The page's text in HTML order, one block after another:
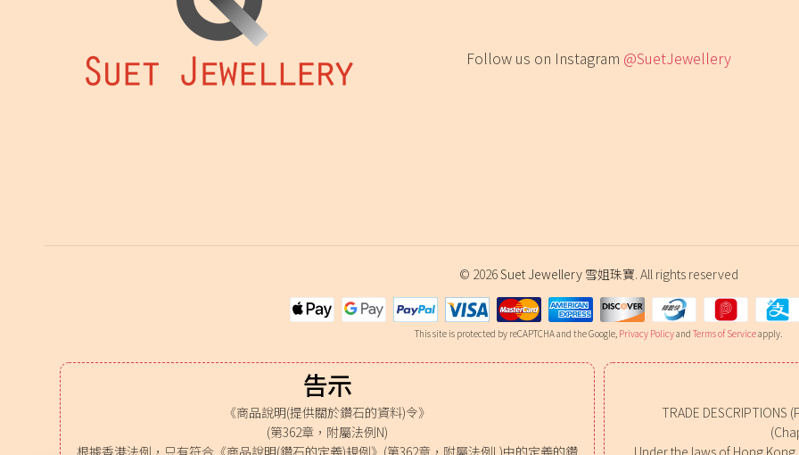
Follow us on Instagram @SuetJewellery
© 2026Suet Jewellery 雪姐珠寶. All rights reserved
This site is protected by reCAPTCHA and the Google, Privacy PolicyandTerms of Serviceapply.
告示
《商品說明(提供關於鑽石的資料)令》
(第362章，附屬法例N)
根據香港法例，只有符合《商品說明(鑽石的定義)規例》(第362章，附屬法例L)中的定義的鑽
TRADE DESCRIPTIONS
Under the laws of Hong